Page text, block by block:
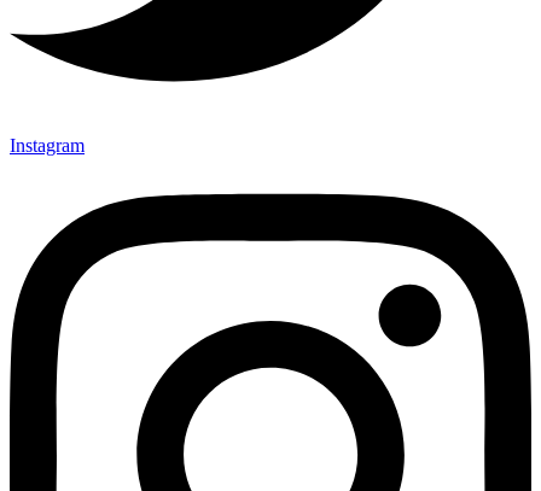
Instagram